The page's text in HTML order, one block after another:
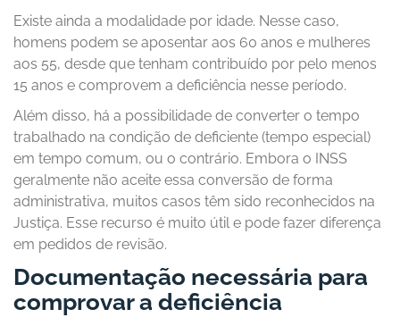
Existe ainda a modalidade por idade. Nesse caso,
homens podem se aposentar aos 60 anos e mulheres
aos 55, desde que tenham contribuído por pelo menos
15 anos e comprovem a deficiência nesse período.
Além disso, há a possibilidade de converter o tempo
trabalhado na condição de deficiente (tempo especial)
em tempo comum, ou o contrário. Embora o INSS
geralmente não aceite essa conversão de forma
administrativa, muitos casos têm sido reconhecidos na
Justiça. Esse recurso é muito útil e pode fazer diferença
em pedidos de revisão.
Documentação necessária para
comprovar a deficiência